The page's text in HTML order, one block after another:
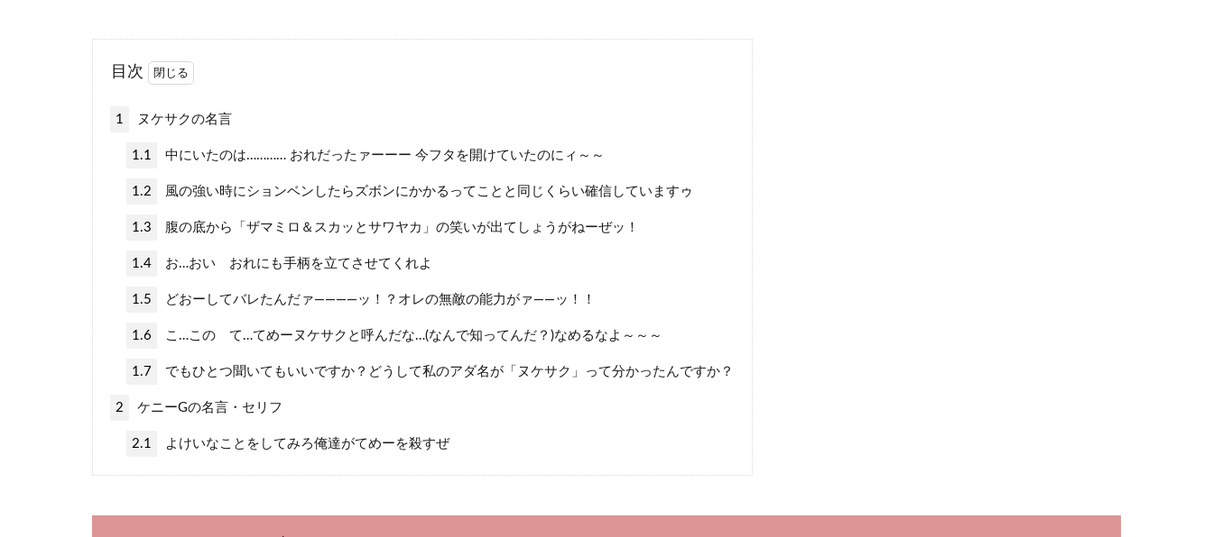
目次
1 ヌケサクの名言
1.1 中にいたのは………… おれだったァーーー 今フタを開けていたのにィ～～
1.2 風の強い時にションベンしたらズボンにかかるってことと同じくらい確信していますゥ
1.3 腹の底から「ザマミロ＆スカッとサワヤカ」の笑いが出てしょうがねーぜッ！
1.4 お…おい おれにも手柄を立てさせてくれよ
1.5 どおーしてバレたんだァ――――ッ！？オレの無敵の能力がァ――ッ！！
1.6 こ…この て…てめーヌケサクと呼んだな…(なんで知ってんだ？)なめるなよ～～～
1.7 でもひとつ聞いてもいいですか？どうして私のアダ名が「ヌケサク」って分かったんですか？
2 ケニーGの名言・セリフ
2.1 よけいなことをしてみろ俺達がてめーを殺すぜ